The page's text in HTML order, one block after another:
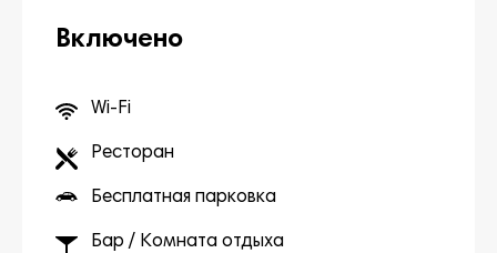
Включено
Wi-Fi
Ресторан
Бесплатная парковка
Бар / Комната отдыха